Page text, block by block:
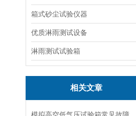
箱式砂尘试验仪器
优质淋雨测试设备
淋雨测试试验箱
相关文章